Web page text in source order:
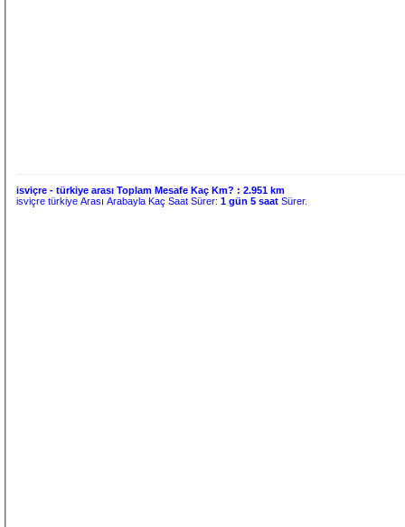
isviçre - türkiye arası Toplam Mesafe Kaç Km? :2.951 km
isviçre türkiye Arası Arabayla Kaç Saat Sürer:1 gün 5 saat Sürer.